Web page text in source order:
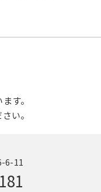
す。
い。
6-11